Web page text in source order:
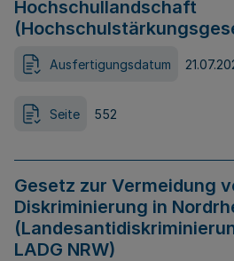
Hochschullandschaft
Ausfertigungsdatum
Seite 552
Gesetz zur Vermeidung
Diskriminierung in
LADG NRW)